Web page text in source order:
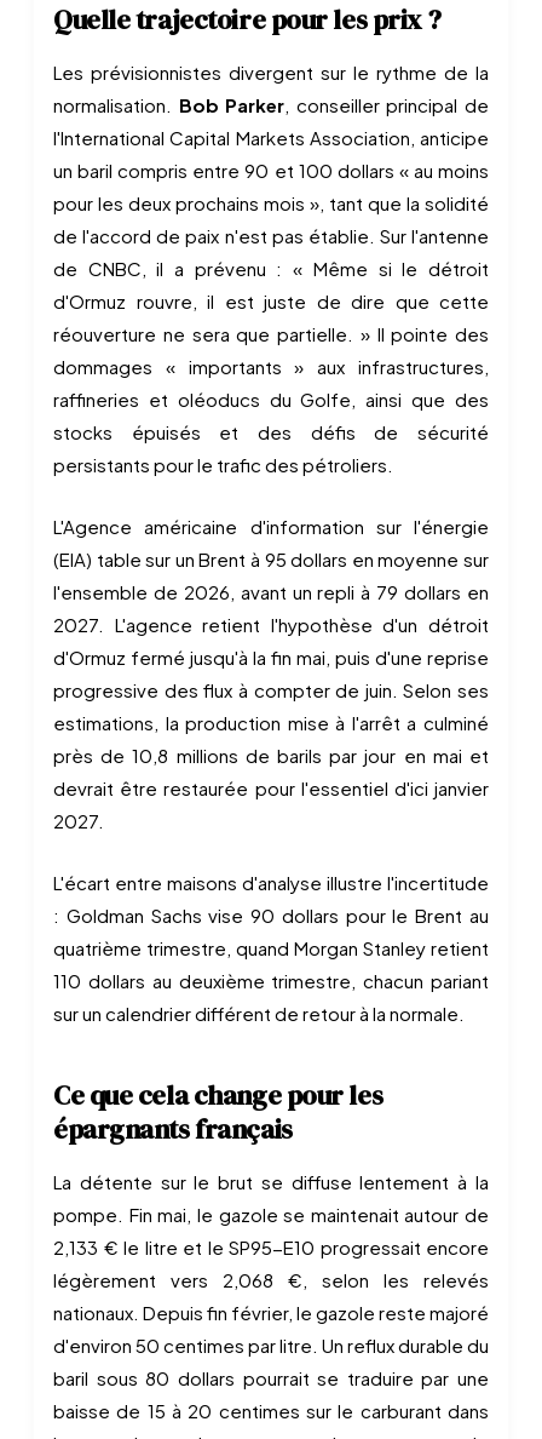
Quelle trajectoire pour les prix ?
Les prévisionnistes divergent sur le rythme de la
normalisation. Bob Parker, conseiller principal de
l'International Capital Markets Association, anticipe
un baril compris entre 90 et 100 dollars « au moins
pour les deux prochains mois », tant que la solidité
de l'accord de paix n'est pas établie. Sur l'antenne
de CNBC, il a prévenu : « Même si le détroit
d'Ormuz rouvre, il est juste de dire que cette
réouverture ne sera que partielle. » Il pointe des
dommages « importants » aux infrastructures,
raffineries et oléoducs du Golfe, ainsi que des
stocks épuisés et des défis de sécurité
persistants pour le trafic des pétroliers.
L'Agence américaine d'information sur l'énergie
(EIA) table sur un Brent à 95 dollars en moyenne sur
l'ensemble de 2026, avant un repli à 79 dollars en
2027. L'agence retient l'hypothèse d'un détroit
d'Ormuz fermé jusqu'à la fin mai, puis d'une reprise
progressive des flux à compter de juin. Selon ses
estimations, la production mise à l'arrêt a culminé
près de 10,8 millions de barils par jour en mai et
devrait être restaurée pour l'essentiel d'ici janvier
2027.
L'écart entre maisons d'analyse illustre l'incertitude
: Goldman Sachs vise 90 dollars pour le Brent au
quatrième trimestre, quand Morgan Stanley retient
110 dollars au deuxième trimestre, chacun pariant
sur un calendrier différent de retour à la normale.
Ce que cela change pour les
épargnants français
La détente sur le brut se diffuse lentement à la
pompe. Fin mai, le gazole se maintenait autour de
2,133 € le litre et le SP95-E10 progressait encore
légèrement vers 2,068 €, selon les relevés
nationaux. Depuis fin février, le gazole reste majoré
d'environ 50 centimes par litre. Un reflux durable du
baril sous 80 dollars pourrait se traduire par une
baisse de 15 à 20 centimes sur le carburant dans